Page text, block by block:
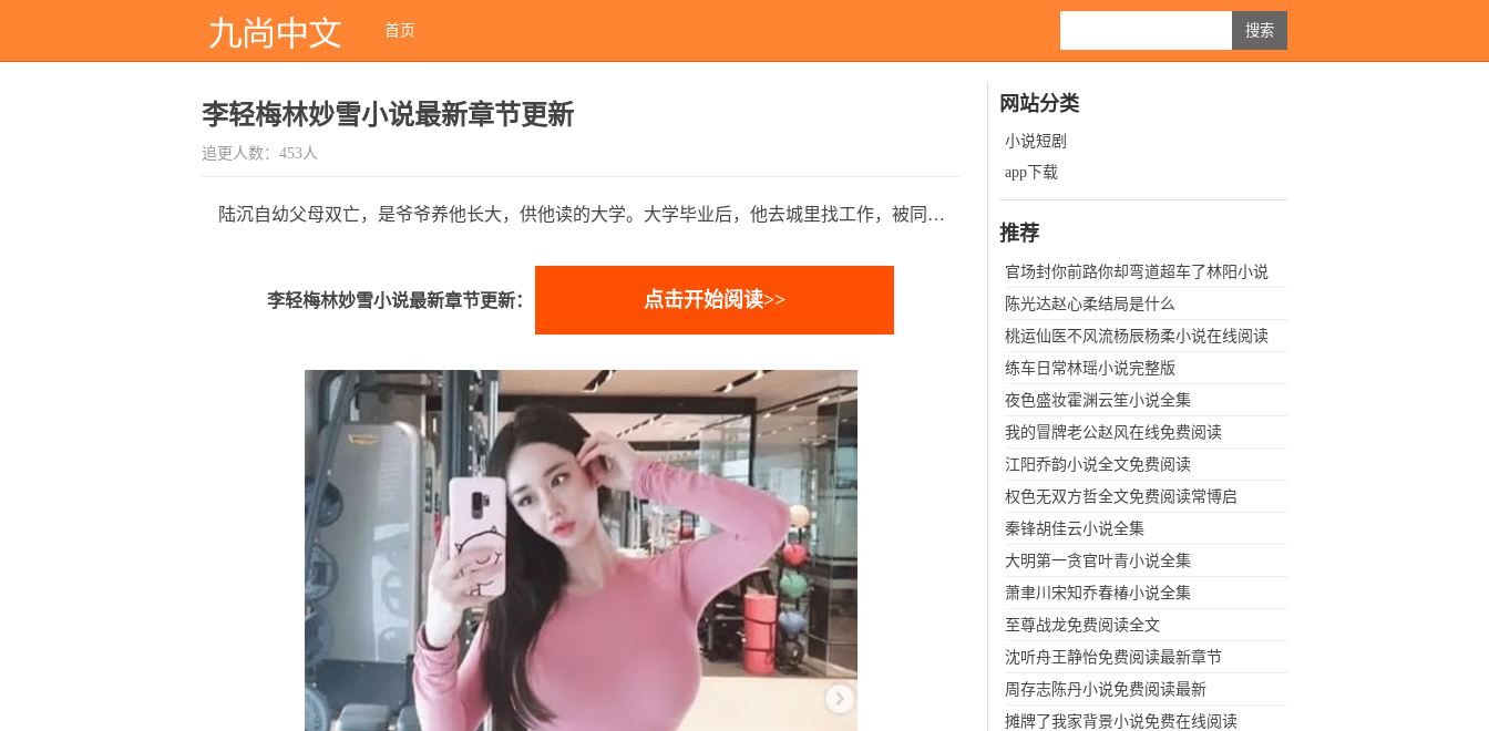
首页
李轻梅林妙雪小说最新章节更新
追更人数：453人
陆沉自幼父母双亡，是爷爷养他长大，供他读的大学。大学毕业后，他去城里找工作，被同…
李轻梅林妙雪小说最新章节更新： 点击开始阅读>>
网站分类
小说短剧
app下载
推荐
官场封你前路你却弯道超车了林阳小说
全文阅读
陈光达赵心柔结局是什么
桃运仙医不风流杨辰杨柔小说在线阅读
练车日常林瑶小说完整版
夜色盛妆霍渊云笙小说全集
我的冒牌老公赵风在线免费阅读
江阳乔韵小说全文免费阅读
权色无双方哲全文免费阅读常博启
秦锋胡佳云小说全集
大明第一贪官叶青小说全集
萧聿川宋知乔春椿小说全集
至尊战龙免费阅读全文
沈听舟王静怡免费阅读最新章节
周存志陈丹小说免费阅读最新
摊牌了我家背景小说免费在线阅读